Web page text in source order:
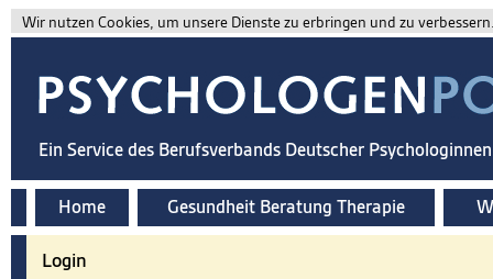
Wir nutzen Cookies, um unsere Dienste zu erbringen und zu
Ein Service des Berufsverbands Deutscher
Home Gesundheit Beratung Therapie
Login